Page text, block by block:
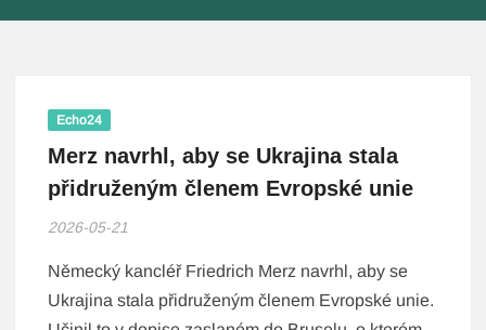
Echo24
Merz navrhl, aby se Ukrajina stala
přidruženým členem Evropské unie
2026-05-21
Německý kancléř Friedrich Merz navrhl, aby se
Ukrajina stala přidruženým členem Evropské unie.